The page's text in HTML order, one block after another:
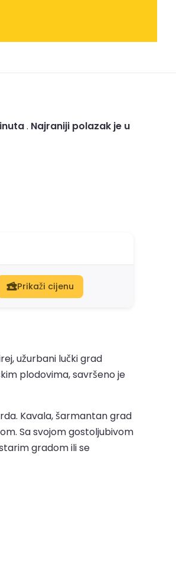
. Najraniji polazak je u
Prikaži cijenu
užurbani lučki grad
plodovima, savršeno je
Kavala, šarmantan grad
Sa svojom gostoljubivom
gradom ili se